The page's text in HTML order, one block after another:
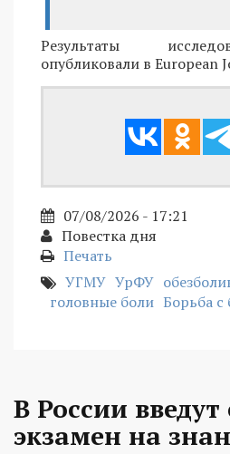
Результаты
опубликовали в European
07/08/2026 - 17:21
Повестка дня
Печать
УГМУ УрФУ
головные боли Борьба с
В России
экзамен на